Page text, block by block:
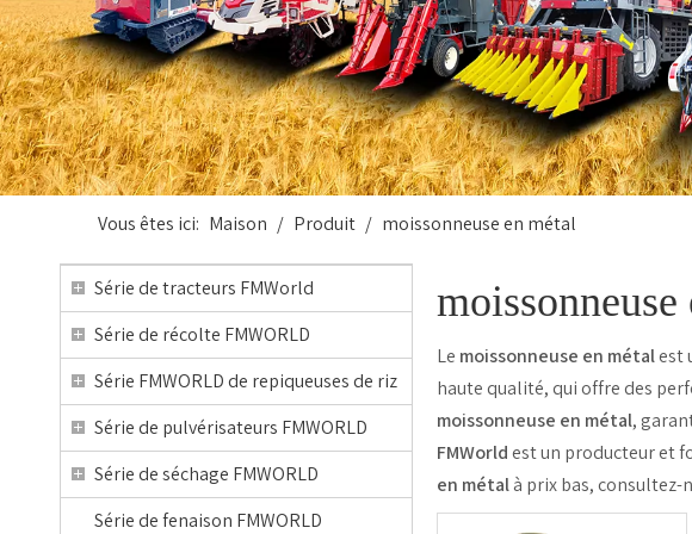
Vous êtes ici: Maison / Produit / moissonneuse en métal
Série de tracteurs FMWorld
Série de récolte FMWORLD
Série FMWORLD de repiqueuses de riz
Série de pulvérisateurs FMWORLD
Série de séchage FMWORLD
Série de fenaison FMWORLD
Le moissonneuse en métalest
haute qualité, qui offre des
moissonneuse en métal,
FMWorldest un producteur et
en métalà prix bas,